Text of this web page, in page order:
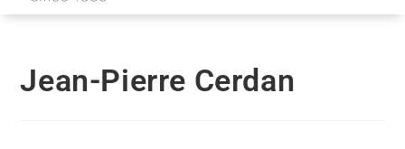
Jean-Pierre Cerdan